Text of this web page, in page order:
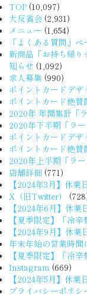
TOP (10,097)
大反省会 (2,931)
メニュー (1,654)
「よくある質問」
新商品「お持ち帰
知らせ (1,092)
求人募集 (990)
ポイントカードデ
ポイントカード絶賛
2020年 年間集計「
2020年下半期「ラ
ポイントカードデ
ポイントカード絶賛
2020年上半期「ラ
店舗詳細 (771)
【2024年3月】休業
X（旧Twitter）
【2024年6月】休業
【夏季限定】「冷
【2024年9月】休業
年末年始の営業時間
【夏季限定】「冷
Instagram (669)
【2024年5月】休業
プライバシーポリシ